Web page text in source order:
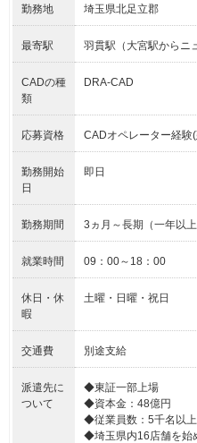
勤務地 埼玉県北足立郡
最寄駅 羽貫駅（大宮駅からニ
CADの種
類
DRA-CAD
応募資格 CADオペレーター経験
勤務開始
日
即日
勤務期間 3ヵ月～長期（一年以上
就業時間 09：00～18：00
休日・休
暇
土曜・日曜・祝日
交通費 別途支給
派遣先に
ついて
◆東証一部上場
◆資本金：48億円
◆従業員数：5千名以上
◆埼玉県内16店舗を始